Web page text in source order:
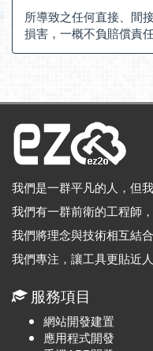
所導致之任何直接、間
損害，一概不負賠償責任
我們是一群平凡的人，但
我們有一群前衛的工程師
我們將理念與技術相互結
我們專注，讓工具更貼近人
服務項目
網站開發建置
應用程式開發